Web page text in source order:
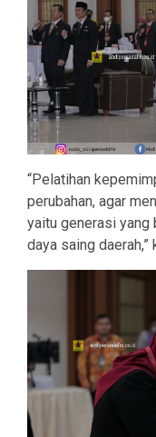
“Pelatihan
perubahan, agar
yaitu generasi yang
daya saing daerah,”